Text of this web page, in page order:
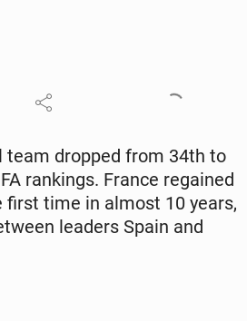
team dropped from 34th to
rank­ings. France re­gained
time in almost 10 years,
leaders Spain and